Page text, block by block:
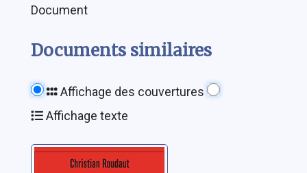
Document
Documents similaires
Affichage des couvertures
Affichage texte
A la table des